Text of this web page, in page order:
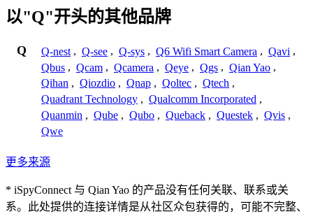
以"Q"开头的其他品牌
Q Q-nest , Q-see , Q-sys , Q6 Wifi Smart Camera , Qavi ,
Qbus , Qcam , Qcamera , Qeye , Qgs , Qian Yao ,
Qihan , Qiozdio , Qnap , Qoltec , Qtech ,
Quadrant Technology , Qualcomm Incorporated ,
Quanmin , Qube , Qubo , Queback , Questek , Qvis ,
Qwe
更多来源
* iSpyConnect 与 Qian Yao 的产品没有任何关联、联系或关
系。此处提供的连接详情是从社区众包获得的，可能不完整、